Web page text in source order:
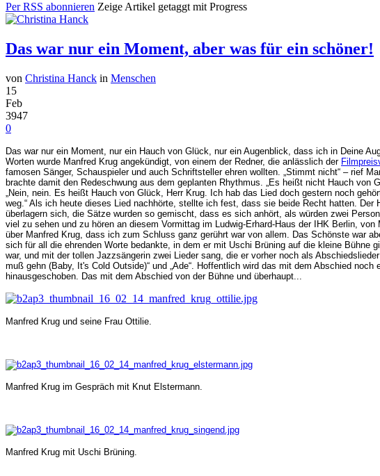
Per RSS abonnieren Zeige Artikel getaggt mit Progress
Das war nur ein Moment, aber was für ein schöner!
von Christina Hanck in Menschen
15
Feb
3947
0
Das war nur ein Moment, nur ein Hauch von Glück, nur ein Augenblick, dass ich in Deine
Worten wurde Manfred Krug angekündigt, von einem der Redner, die anlässlich der
famosen Sänger, Schauspieler und auch Schriftsteller ehren wollten. „Stimmt nicht“ – rief
brachte damit den Redeschwung aus dem geplanten Rhythmus. „Es heißt nicht Hauch von
„Nein, nein. Es heißt Hauch von Glück, Herr Krug. Ich hab das Lied doch gestern noch
weg.“ Als ich heute dieses Lied nachhörte, stellte ich fest, dass sie beide Recht hatten. Der
überlagern sich, die Sätze wurden so gemischt, dass es sich anhört, als würden zwei
viel zu sehen und zu hören an diesem Vormittag im Ludwig-Erhard-Haus der IHK Berlin, von
über Manfred Krug, dass ich zum Schluss ganz gerührt war von allem. Das Schönste war
sich für all die ehrenden Worte bedankte, in dem er mit Uschi Brüning auf die kleine Bühne
war, und mit der tollen Jazzsängerin zwei Lieder sang, die er vorher noch als
muß gehn (Baby, It's Cold Outside)“ und „Ade“. Hoffentlich wird das mit dem Abschied noch
hinausgeschoben. Das mit dem Abschied von der Bühne und überhaupt...
Manfred Krug und seine Frau Ottilie.
Manfred Krug im Gespräch mit Knut Elstermann.
Manfred Krug mit Uschi Brüning.